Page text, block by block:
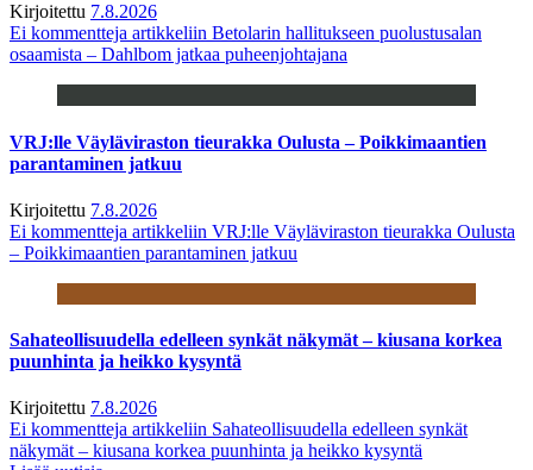
Kirjoitettu 7.8.2026
Ei kommentteja artikkeliin Betolarin hallitukseen puolustusalan
osaamista – Dahlbom jatkaa puheenjohtajana
VRJ:lle Väyläviraston tieurakka Oulusta – Poikkimaantien
parantaminen jatkuu
Kirjoitettu 7.8.2026
Ei kommentteja artikkeliin VRJ:lle Väyläviraston tieurakka Oulusta
– Poikkimaantien parantaminen jatkuu
Sahateollisuudella edelleen synkät näkymät – kiusana korkea
puunhinta ja heikko kysyntä
Kirjoitettu 7.8.2026
Ei kommentteja artikkeliin Sahateollisuudella edelleen synkät
näkymät – kiusana korkea puunhinta ja heikko kysyntä